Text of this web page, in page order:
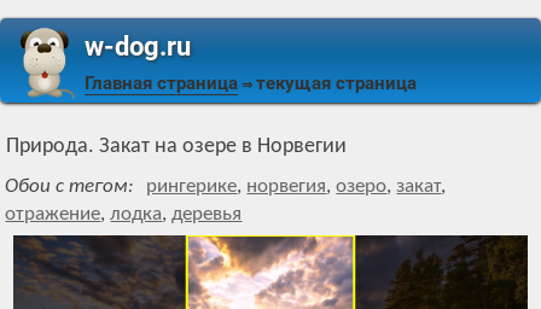
w-dog.ru
Главная страница ⇒ текущая страница
Природа. Закат на озере в Норвегии
Обои с тегом: рингерике, норвегия,озеро,закат,
отражение,лодка,деревья